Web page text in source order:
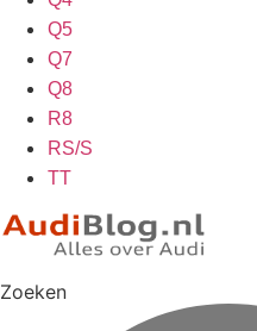
Q5
Q7
Q8
R8
RS/S
TT
Zoeken